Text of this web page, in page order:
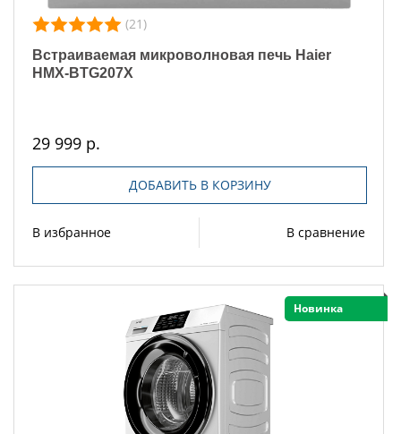
(21)
Встраиваемая микроволновая печь Haier
HMX-BTG207X
29 999 р.
ДОБАВИТЬ В КОРЗИНУ
В избранное В сравнение
Новинка